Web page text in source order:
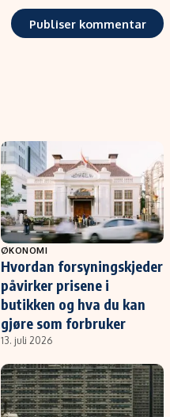
ØKONOMI
Hvordan forsyningskjeder
påvirker prisene i
butikken og hva du kan
gjøre som forbruker
13. juli 2026